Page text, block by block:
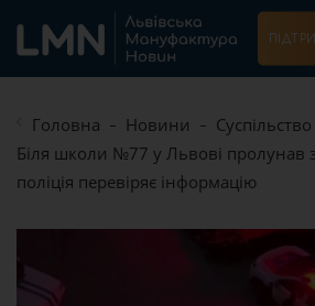
Головна Новини
Суспільство
Біля школи №77 у Львові пролунав
поліція перевіряє інформацію